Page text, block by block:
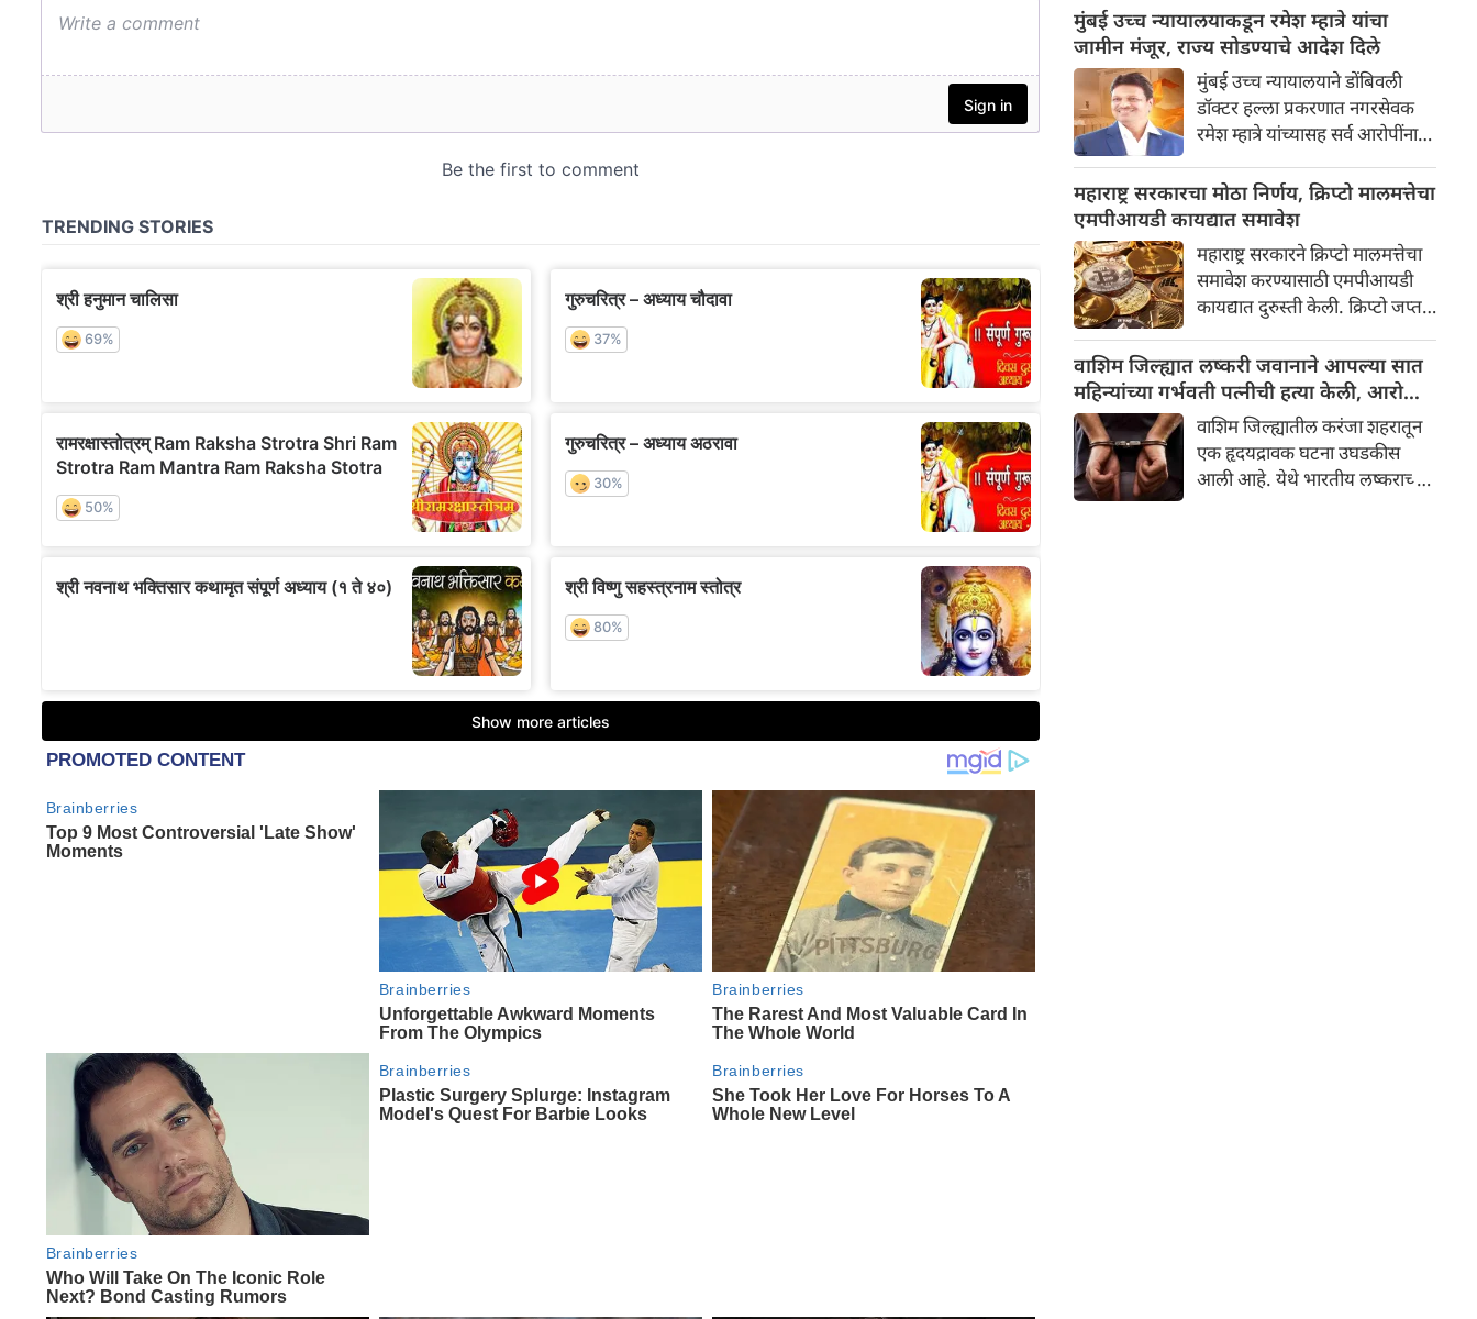
शेअर बाजाराला लक्ष्य करून बॉम्बची
धमकी मिळाली आहे. खलिस्तान
समर्थकांनी पाठवलेल्या या ईमेलनंतर
मुंबई पोलिसांनी सायबर तपास सुरू
केला आहे
मुंबई उच्च न्यायालयाकडून रमेश म्हात्रे यांचा
जामीन मंजूर, राज्य सोडण्याचे आदेश दिले
मुंबई उच्च न्यायालयाने डोंबिवली
डॉक्टर हल्ला प्रकरणात नगरसेवक
रमेश म्हात्रे यांच्यासह सर्व आरोपींना
निकाल दिला आहे. तथापि,
न्यायालयाने जामिनावर कठोर अटी
घातल्या आहेत. सर्वात महत्त्वाची अट
अशी आहे की, पुढील आदेश येईपर्यंत
रमेश म्हात्रे यांनी महाराष्ट्राबाहेरच
राहावे.
महाराष्ट्र सरकारचा मोठा निर्णय, क्रिप्टो मालमत्तेचा
एमपीआयडी कायद्यात समावेश
महाराष्ट्र सरकारने क्रिप्टो मालमत्तेचा
समावेश करण्यासाठी एमपीआयडी
कायद्यात दुरुस्ती केली. क्रिप्टो जप्त
पीडितांना नुकसान भरपाई देणारे
महाराष्ट्र हे पहिले राज्य ठरले आहे.
वाशिम जिल्ह्यात लष्करी जवानाने आपल्या सात
महिन्यांच्या गर्भवती पत्नीची हत्या केली, आरोपी
जवानाला अटक वाशिम जिल्ह्यातील करंजा शहरातून
एक हृदयद्रावक घटना उघडकीस
आली आहे. येथे भारतीय लष्कराच्या